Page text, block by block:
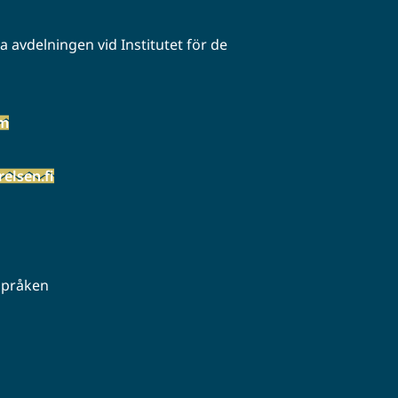
avdelningen vid Institutet för de